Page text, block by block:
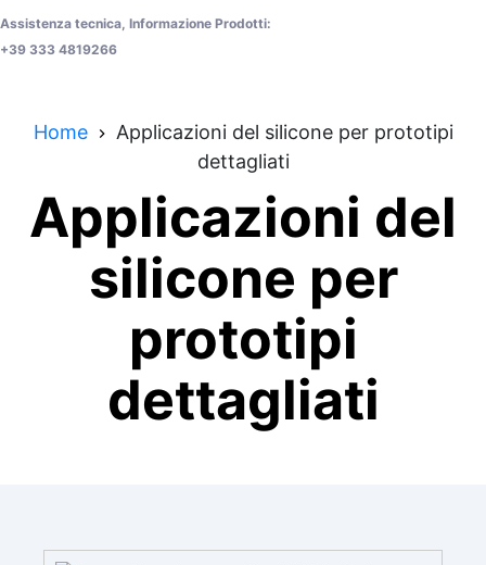
Assistenza tecnica, Informazione Prodotti:
+39 333 4819266
Home
Applicazioni del silicone per prototipi
dettagliati
Applicazioni del
silicone per
prototipi
dettagliati